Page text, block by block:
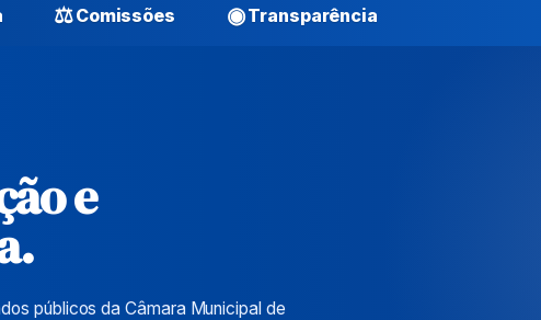
⚖Comissões ◉Transparência
e
públicos da Câmara Municipal de